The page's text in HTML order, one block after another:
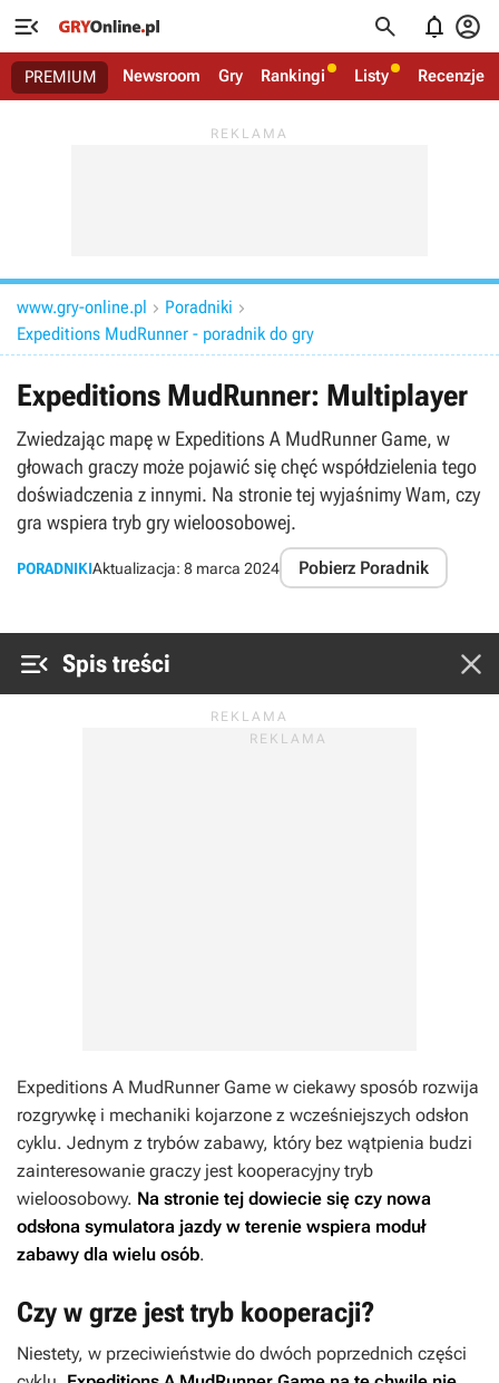
   
PREMIUM Newsroom Gry Rankingi Listy Recenzje
www.gry-online.pl  Poradniki 
Expeditions MudRunner - poradnik do gry
Expeditions MudRunner: Multiplayer
Zwiedzając mapę w Expeditions A MudRunner Game, w
głowach graczy może pojawić się chęć współdzielenia tego
doświadczenia z innymi. Na stronie tej wyjaśnimy Wam, czy
gra wspiera tryb gry wieloosobowej.
PORADNIKIAktualizacja: 8 marca 2024 Pobierz Poradnik
 Spis treści 
Expeditions A MudRunner Game w ciekawy sposób rozwija
rozgrywkę i mechaniki kojarzone z wcześniejszych odsłon
cyklu. Jednym z trybów zabawy, który bez wątpienia budzi
zainteresowanie graczy jest kooperacyjny tryb
wieloosobowy. Na stronie tej dowiecie się czy nowa
odsłona symulatora jazdy w terenie wspiera moduł
zabawy dla wielu osób.
Czy w grze jest tryb kooperacji?
Niestety, w przeciwieństwie do dwóch poprzednich części